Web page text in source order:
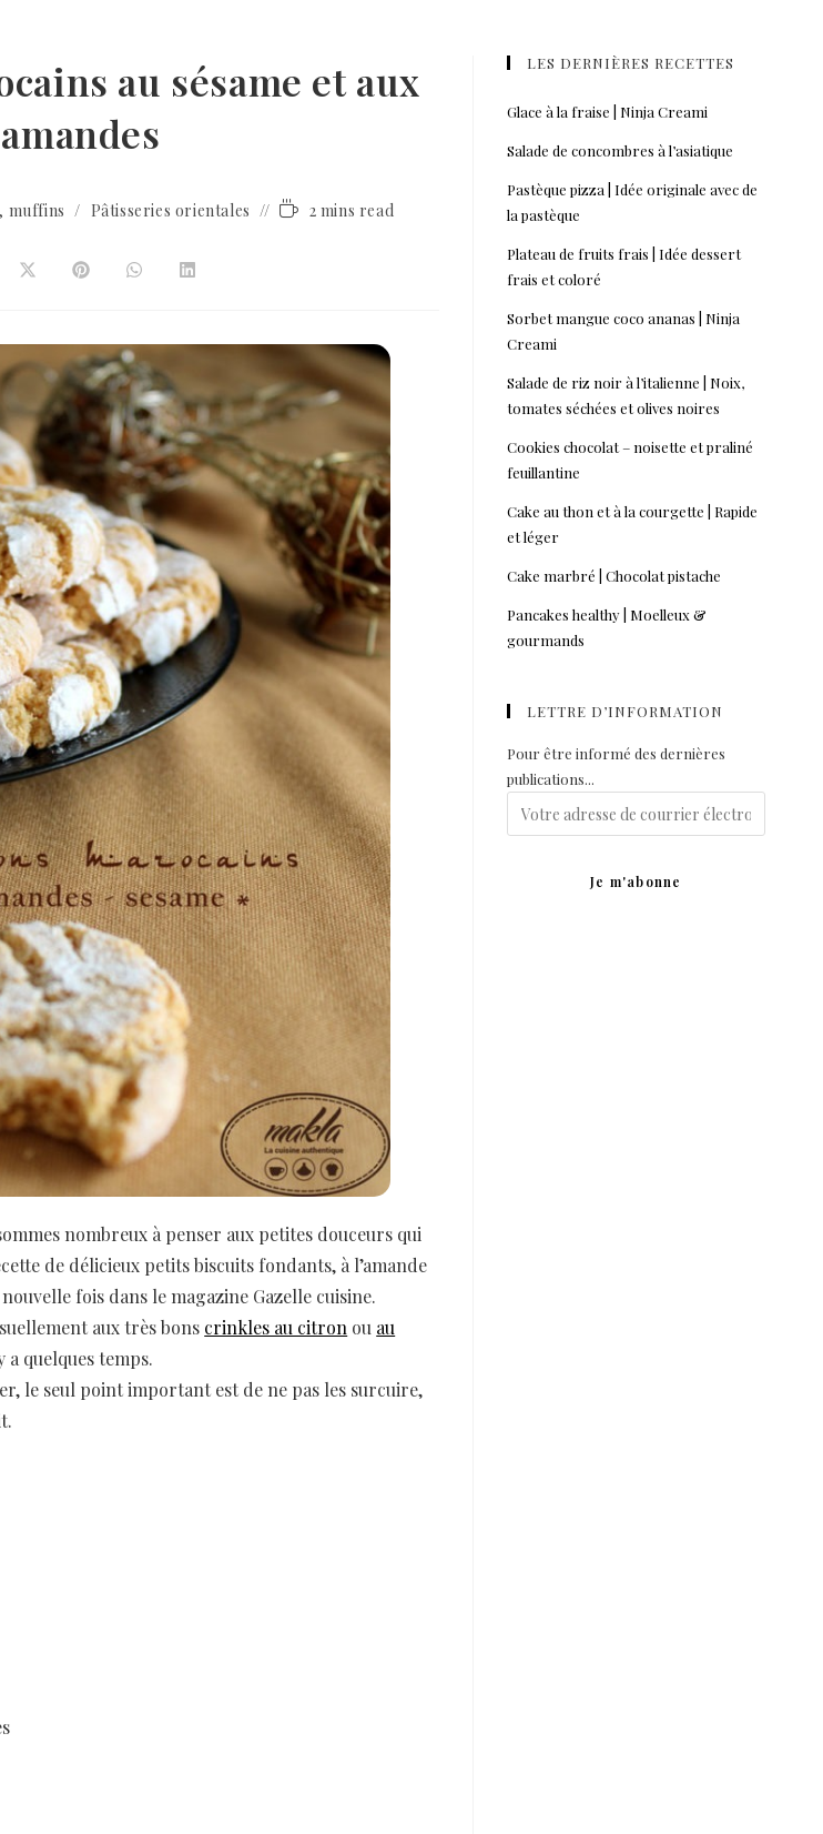
au sésame et aux
amandes
muffins / Pâtisseries orientales 2 mins read
nombreux à penser aux petites douceurs qui
de délicieux petits biscuits fondants, à l’amande
fois dans le magazine Gazelle cuisine.
aux très bons crinkles au citron ou au
a quelques temps.
le seul point important est de ne pas les surcuire,
LES DERNIÈRES RECETTES
Glace à la fraise | Ninja Creami
Salade de concombres à l’asiatique
Pastèque pizza | Idée originale avec de
la pastèque
Plateau de fruits frais | Idée dessert
frais et coloré
Sorbet mangue coco ananas | Ninja
Creami
Salade de riz noir à l’italienne | Noix,
tomates séchées et olives noires
Cookies chocolat – noisette et praliné
feuillantine
Cake au thon et à la courgette | Rapide
et léger
Cake marbré | Chocolat pistache
Pancakes healthy | Moelleux &
gourmands
LETTRE D’INFORMATION
Pour être informé des dernières
publications...